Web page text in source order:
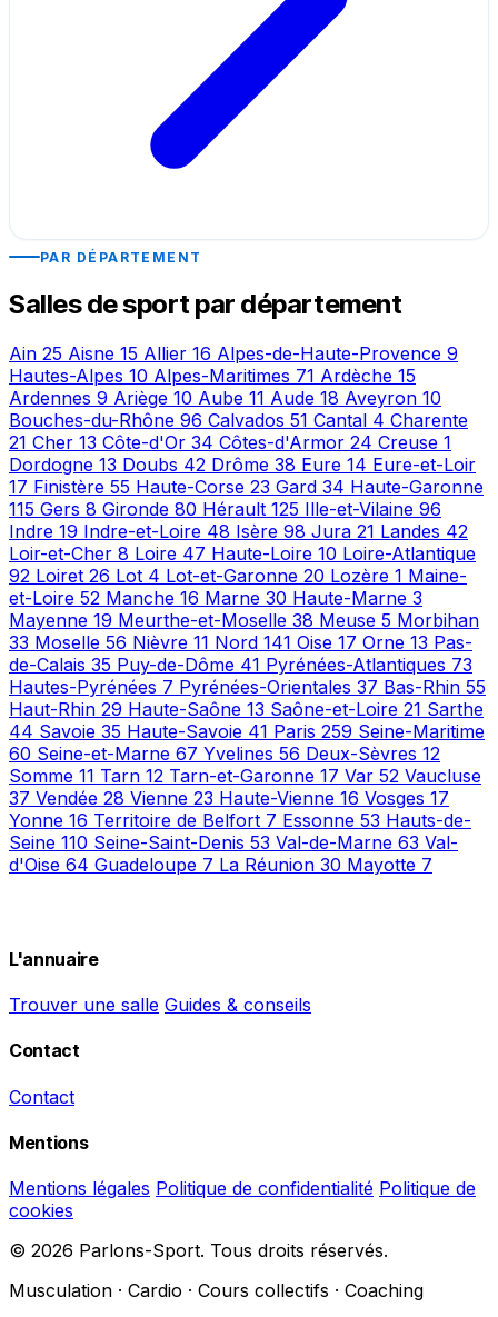
PAR DÉPARTEMENT
Salles de sport par département
Ain 25 Aisne 15 Allier 16 Alpes-de-Haute-Provence 9
Hautes-Alpes 10 Alpes-Maritimes 71 Ardèche 15
Ardennes 9 Ariège 10 Aube 11 Aude 18 Aveyron 10
Bouches-du-Rhône 96 Calvados 51 Cantal 4 Charente
21 Cher 13 Côte-d'Or 34 Côtes-d'Armor 24 Creuse 1
Dordogne 13 Doubs 42 Drôme 38 Eure 14 Eure-et-Loir
17 Finistère 55 Haute-Corse 23 Gard 34 Haute-Garonne
115 Gers 8 Gironde 80 Hérault 125 Ille-et-Vilaine 96
Indre 19 Indre-et-Loire 48 Isère 98 Jura 21 Landes 42
Loir-et-Cher 8 Loire 47 Haute-Loire 10 Loire-Atlantique
92 Loiret 26 Lot 4 Lot-et-Garonne 20 Lozère 1 Maine-
et-Loire 52 Manche 16 Marne 30 Haute-Marne 3
Mayenne 19 Meurthe-et-Moselle 38 Meuse 5 Morbihan
33 Moselle 56 Nièvre 11 Nord 141 Oise 17 Orne 13 Pas-
de-Calais 35 Puy-de-Dôme 41 Pyrénées-Atlantiques 73
Hautes-Pyrénées 7 Pyrénées-Orientales 37 Bas-Rhin 55
Haut-Rhin 29 Haute-Saône 13 Saône-et-Loire 21 Sarthe
44 Savoie 35 Haute-Savoie 41 Paris 259 Seine-Maritime
60 Seine-et-Marne 67 Yvelines 56 Deux-Sèvres 12
Somme 11 Tarn 12 Tarn-et-Garonne 17 Var 52 Vaucluse
37 Vendée 28 Vienne 23 Haute-Vienne 16 Vosges 17
Yonne 16 Territoire de Belfort 7 Essonne 53 Hauts-de-
Seine 110 Seine-Saint-Denis 53 Val-de-Marne 63 Val-
d'Oise 64 Guadeloupe 7 La Réunion 30 Mayotte 7
L'annuaire
Trouver une salle Guides & conseils
Contact
Contact
Mentions
Mentions légales Politique de confidentialité Politique de
cookies
© 2026 Parlons-Sport. Tous droits réservés.
Musculation · Cardio · Cours collectifs · Coaching